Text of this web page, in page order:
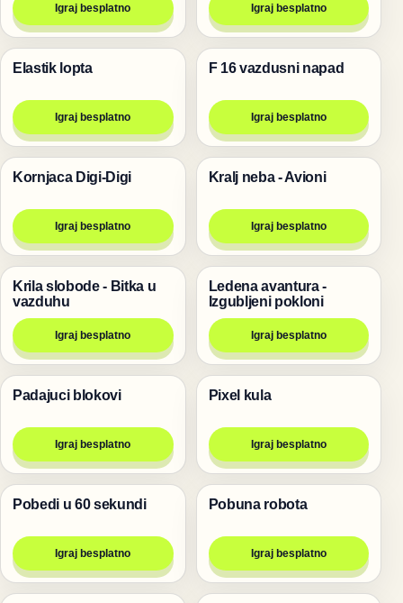
Igraj besplatno Igraj besplatno
Igre
Elastik lopta
Igraj besplatno
Pucanje
F 16 vazdusni napad
Igraj besplatno
Životinje
Kornjaca Digi-Digi
Igraj besplatno
Pucanje
Kralj neba - Avioni
Igraj besplatno
Pucanje
Krila slobode - Bitka u
vazduhu
Igraj besplatno
Igre
Ledena avantura -
Izgubljeni pokloni
Igraj besplatno
Igre
Padajuci blokovi
Igraj besplatno
Pucanje
Pixel kula
Igraj besplatno
Trke
Pobedi u 60 sekundi
Igraj besplatno
Pucanje
Pobuna robota
Igraj besplatno